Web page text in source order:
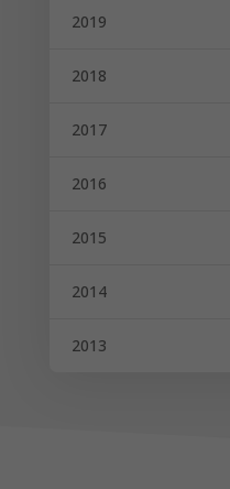
2019
2018
2017
2016
2015
2014
2013